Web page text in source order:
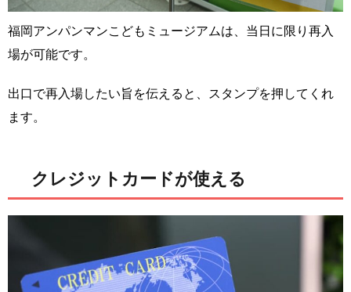
福岡アンパンマンこどもミュージアムは、当日に限り再入
場が可能です。
出口で再入場したい旨を伝えると、スタンプを押してくれ
ます。
クレジットカードが使える